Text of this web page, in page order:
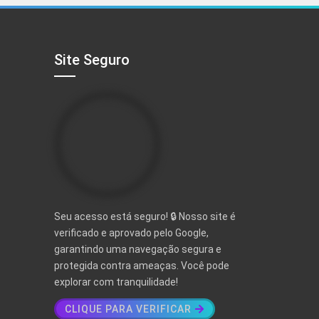
Site Seguro
Seu acesso está seguro! 🔒 Nosso site é
verificado e aprovado pelo Google,
garantindo uma navegação segura e
protegida contra ameaças. Você pode
explorar com tranquilidade!
CLIQUE PARA VERIFICAR